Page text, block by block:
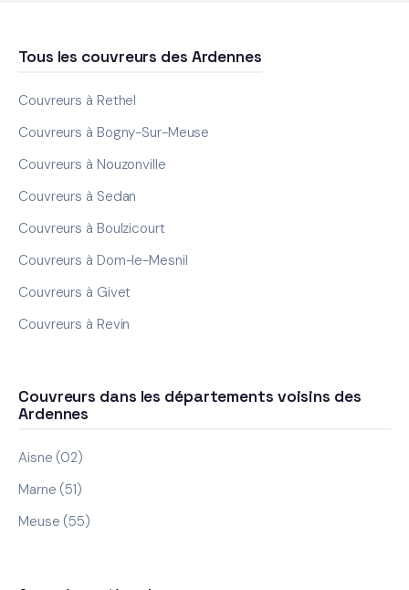
Tous les couvreurs des Ardennes
Couvreurs à Rethel
Couvreurs à Bogny-Sur-Meuse
Couvreurs à Nouzonville
Couvreurs à Sedan
Couvreurs à Boulzicourt
Couvreurs à Dom-le-Mesnil
Couvreurs à Givet
Couvreurs à Revin
Couvreurs dans les départements voisins des
Ardennes
Aisne (02)
Marne (51)
Meuse (55)